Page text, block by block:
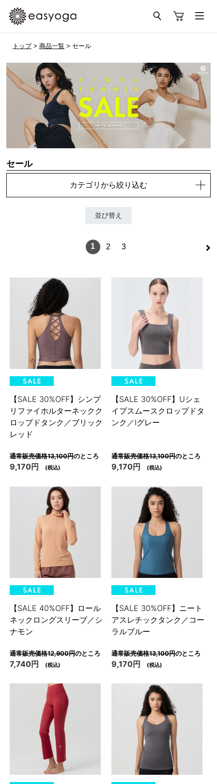
トップ>商品一覧 > セール
セール
カテゴリから絞り込む
並び替え
>
1 2 3
【SALE 30%OFF】シンプ
リファイホルターネックク
ロップドタンク／ブリック
レッド
通常販売価格13,100円のところ
9,170円 (税込)
【SALE 30%OFF】Uシェ
イプスムースクロップドタ
ンク／Iグレー
通常販売価格13,100円のところ
9,170円 (税込)
【SALE 40%OFF】ロール
ネックロングスリーブ／シ
ナモン
通常販売価格12,900円のところ
7,740円 (税込)
【SALE 30%OFF】ニート
アスレチックタンク／コー
ラルブルー
通常販売価格13,100円のところ
9,170円 (税込)